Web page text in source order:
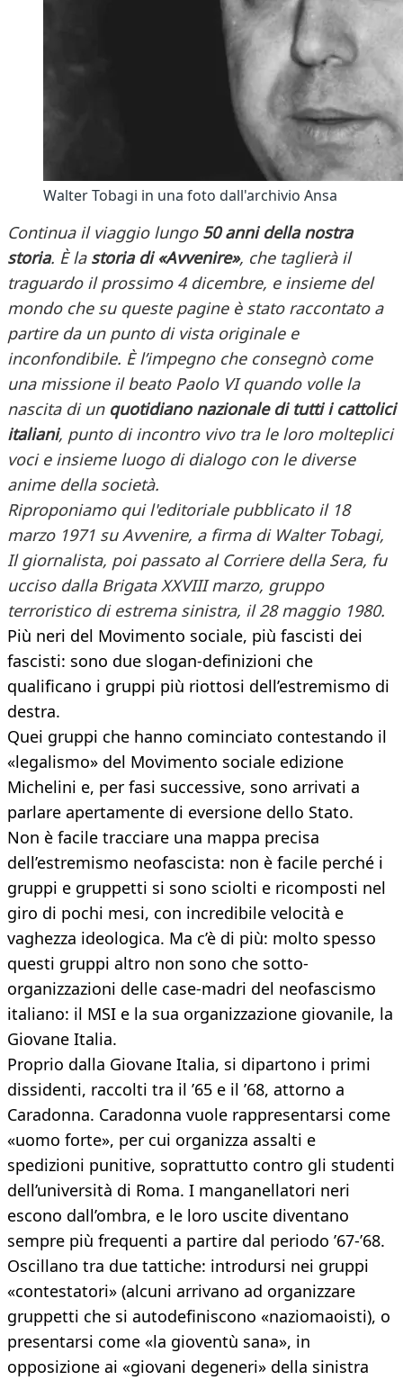
Walter Tobagi in una foto dall'archivio Ansa
Continua il viaggio lungo 50 anni della nostra
storia. È la storia di «Avvenire», che taglierà il
traguardo il prossimo 4 dicembre, e insieme del
mondo che su queste pagine è stato raccontato a
partire da un punto di vista originale e
inconfondibile. È l’impegno che consegnò come
una missione il beato Paolo VI quando volle la
nascita di un quotidiano nazionale di tutti i cattolici
italiani, punto di incontro vivo tra le loro molteplici
voci e insieme luogo di dialogo con le diverse
anime della società.
Riproponiamo qui l'editoriale pubblicato il 18
marzo 1971 su Avvenire, a firma di Walter Tobagi,
Il giornalista, poi passato al Corriere della Sera, fu
ucciso dalla Brigata XXVIII marzo, gruppo
terroristico di estrema sinistra, il 28 maggio 1980.
Più neri del Movimento sociale, più fascisti dei
fascisti: sono due slogan-definizioni che
qualificano i gruppi più riottosi dell’estremismo di
destra.
Quei gruppi che hanno cominciato contestando il
«legalismo» del Movimento sociale edizione
Michelini e, per fasi successive, sono arrivati a
parlare apertamente di eversione dello Stato.
Non è facile tracciare una mappa precisa
dell’estremismo neofascista: non è facile perché i
gruppi e gruppetti si sono sciolti e ricomposti nel
giro di pochi mesi, con incredibile velocità e
vaghezza ideologica. Ma c’è di più: molto spesso
questi gruppi altro non sono che sotto-
organizzazioni delle case-madri del neofascismo
italiano: il MSI e la sua organizzazione giovanile, la
Giovane Italia.
Proprio dalla Giovane Italia, si dipartono i primi
dissidenti, raccolti tra il ’65 e il ’68, attorno a
Caradonna. Caradonna vuole rappresentarsi come
«uomo forte», per cui organizza assalti e
spedizioni punitive, soprattutto contro gli studenti
dell’università di Roma. I manganellatori neri
escono dall’ombra, e le loro uscite diventano
sempre più frequenti a partire dal periodo ’67-’68.
Oscillano tra due tattiche: introdursi nei gruppi
«contestatori» (alcuni arrivano ad organizzare
gruppetti che si autodefiniscono «naziomaoisti), o
presentarsi come «la gioventù sana», in
opposizione ai «giovani degeneri» della sinistra